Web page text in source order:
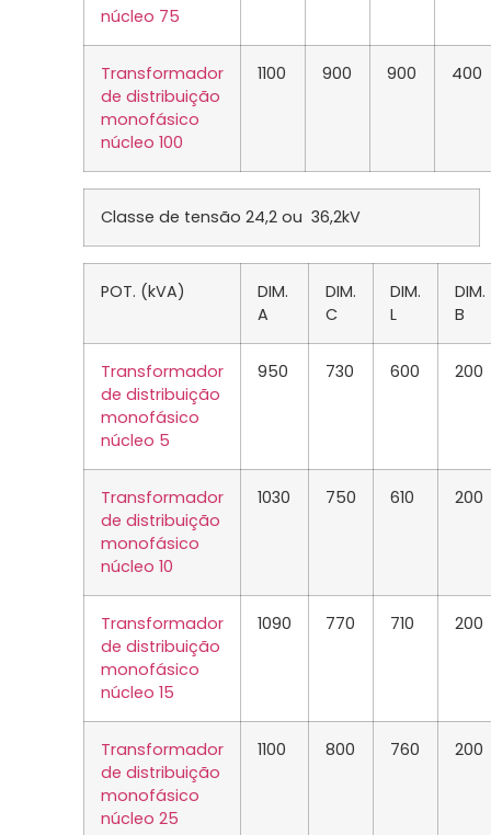
núcleo 75
Transformador
de distribuição
monofásico
núcleo 100
1100 900 900 400
Classe de tensão 24,2 ou 36,2kV
POT. (kVA)
DIM.
A
DIM.
C
DIM.
L
DIM.
B
Transformador
de distribuição
monofásico
núcleo 5
950 730 600 200
Transformador
de distribuição
monofásico
núcleo 10
1030 750 610 200
Transformador
de distribuição
monofásico
núcleo 15
1090 770 710 200
Transformador
de distribuição
monofásico
núcleo 25
1100 800 760 200